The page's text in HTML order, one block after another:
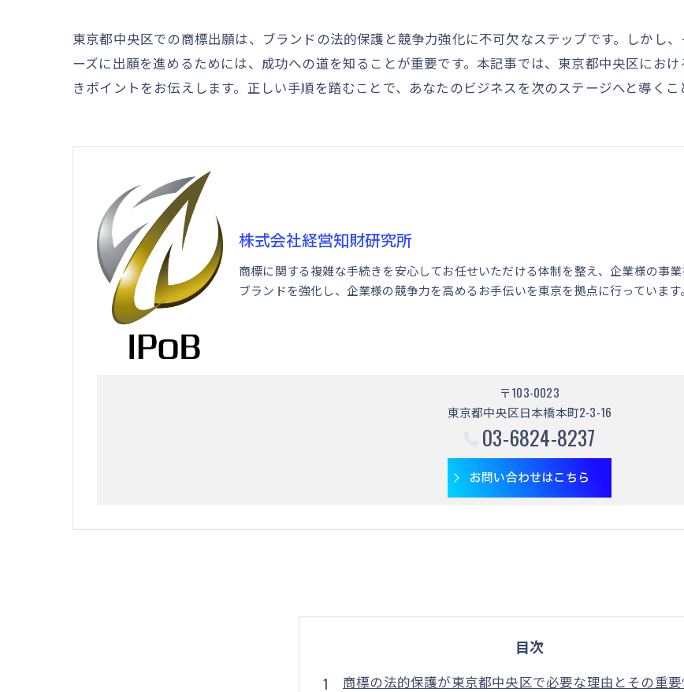
東京都中央区での商標出願は、ブランドの法的保護と競争力強化に不可欠なステップです。しかし
ーズに出願を進めるためには、成功への道を知ることが重要です。本記事では、東京都中央区にお
きポイントをお伝えします。正しい手順を踏むことで、あなたのビジネスを次のステージへと導くこ
株式会社経営知財研究所
商標に関する複雑な手続きを安心してお任せいただける体制を整え、企業様の事
ブランドを強化し、企業様の競争力を高めるお手伝いを東京を拠点に行っています。
〒103-0023
東京都中央区日本橋本町2-3-16
03-6824-8237
お問い合わせはこちら
目次
商標の法的保護が東京都中央区で必要な理由とその重要